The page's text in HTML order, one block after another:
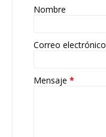
Nombre
Correo electrónico
Mensaje *